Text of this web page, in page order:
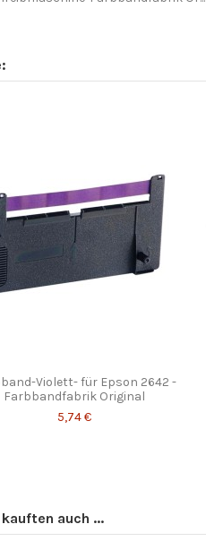
Violett- für Epson 2642 -
Farbbandfabrik Original
5,74 €
auch ...